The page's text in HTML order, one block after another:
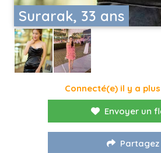
Surarak, 33 ans
Connecté(e) il y a
Envoyer un
Partagez